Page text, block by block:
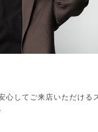
心してご来店いただける